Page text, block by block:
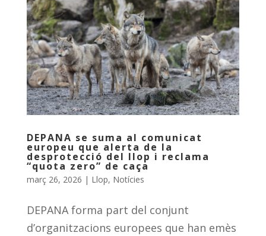
DEPANA se suma al comunicat
europeu que alerta de la
desprotecció del llop i reclama
“quota zero” de caça
març 26, 2026 | Llop, Notícies
DEPANA forma part del conjunt
d’organitzacions europees que han emès